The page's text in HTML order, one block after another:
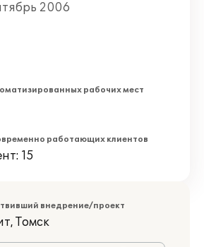
2006
рабочих мест
работающих клиентов
15
внедрение/проект
Томск